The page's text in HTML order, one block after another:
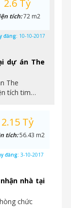
dự án The
The
tích tim…
2.6 Tỷ
tích:72 m2
đăng: 10-10-2017
nhà tại
chức
2.15 Tỷ
tích:56.43 m2
đăng: 3-10-2017